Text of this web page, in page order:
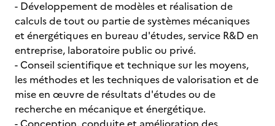
- Développement de modèles et réalisation de
calculs de tout ou partie de systèmes mécaniques
et énergétiques en bureau d'études, service R&D en
entreprise, laboratoire public ou privé.
- Conseil scientifique et technique sur les moyens,
les méthodes et les techniques de valorisation et de
mise en œuvre de résultats d'études ou de
recherche en mécanique et énergétique.